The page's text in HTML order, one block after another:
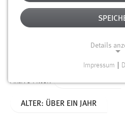
Alter
Aktive Filter:
ALTER: ÜBER EIN JAHR
Details
Funktionen und sind für die
Impressum